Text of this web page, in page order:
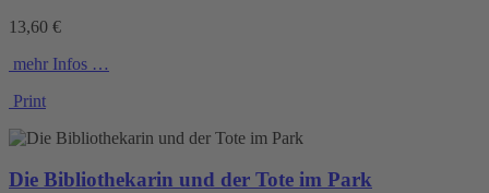
13,60 €
mehr Infos …
Print
Die Bibliothekarin und der Tote im Park